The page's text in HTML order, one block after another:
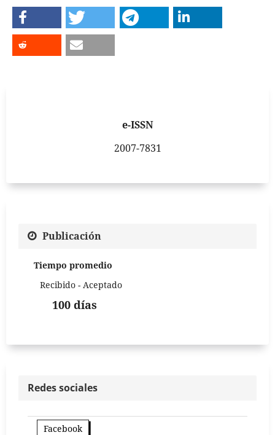
e-ISSN
2007-7831
Publicación
Tiempo promedio
Recibido - Aceptado
100 días
Redes sociales
Facebook